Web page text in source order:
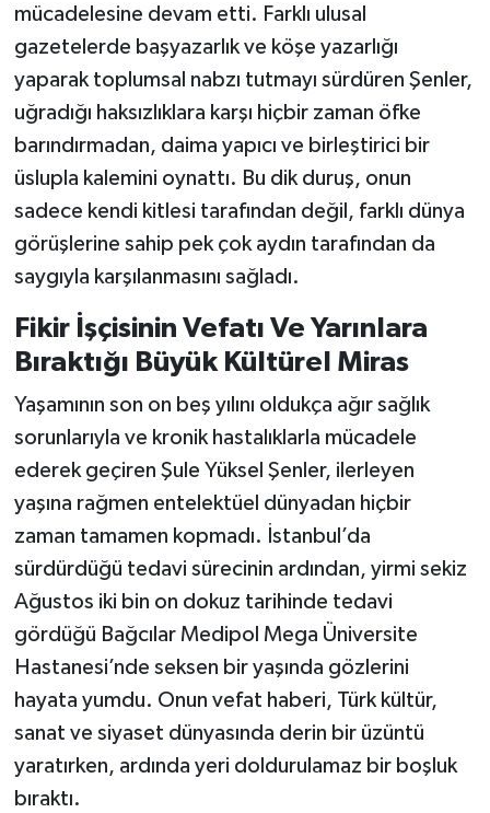
mücadelesine devam etti. Farklı ulusal
gazetelerde başyazarlık ve köşe yazarlığı
yaparak toplumsal nabzı tutmayı sürdüren Şenler,
uğradığı haksızlıklara karşı hiçbir zaman öfke
barındırmadan, daima yapıcı ve birleştirici bir
üslupla kalemini oynattı. Bu dik duruş, onun
sadece kendi kitlesi tarafından değil, farklı dünya
görüşlerine sahip pek çok aydın tarafından da
saygıyla karşılanmasını sağladı.
Fikir İşçisinin Vefatı Ve Yarınlara
Bıraktığı Büyük Kültürel Miras
Yaşamının son on beş yılını oldukça ağır sağlık
sorunlarıyla ve kronik hastalıklarla mücadele
ederek geçiren Şule Yüksel Şenler, ilerleyen
yaşına rağmen entelektüel dünyadan hiçbir
zaman tamamen kopmadı. İstanbul’da
sürdürdüğü tedavi sürecinin ardından, yirmi sekiz
Ağustos iki bin on dokuz tarihinde tedavi
gördüğü Bağcılar Medipol Mega Üniversite
Hastanesi’nde seksen bir yaşında gözlerini
hayata yumdu. Onun vefat haberi, Türk kültür,
sanat ve siyaset dünyasında derin bir üzüntü
yaratırken, ardında yeri doldurulamaz bir boşluk
bıraktı.